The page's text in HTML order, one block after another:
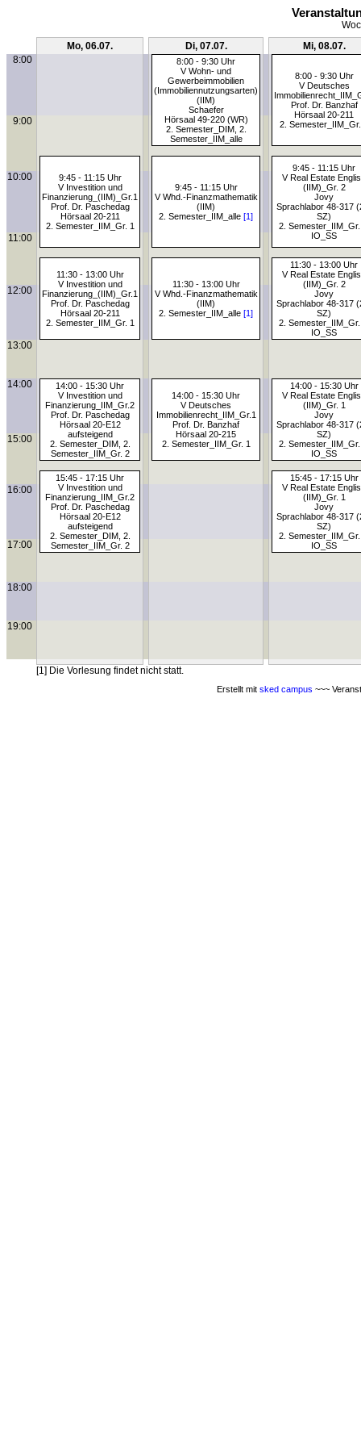
Mo, 06.07.
Di, 07.07.
Mi, 08.07.
8:00
8:00 - 9:30 Uhr
V Wohn- und
Gewerbeimmobilien
(Immobiliennutzungsarten)
(IIM)
Schaefer
Hörsaal 49-220 (WR)
2. Semester_DIM, 2.
Semester_IIM_alle
8:00 - 9:30 Uhr
V Deutsches
Prof. Dr. Banzhaf
Hörsaal 20-211
2.
9:00
9:45 - 11:15 Uhr
V Investition und
Finanzierung_(IIM)_Gr.1
Prof. Dr. Paschedag
Hörsaal 20-211
2. Semester_IIM_Gr. 1
9:45 - 11:15 Uhr
V Whd.-Finanzmathematik
(IIM)
2. Semester_IIM_alle [1]
9:45 - 11:15 Uhr
V Real Estate
(IIM)_Gr. 2
Jovy
Sprachlabor 48-317
SZ)
2.
IO_SS
10:00
11:00
11:30 - 13:00 Uhr
V Investition und
Finanzierung_(IIM)_Gr.1
Prof. Dr. Paschedag
Hörsaal 20-211
2. Semester_IIM_Gr. 1
11:30 - 13:00 Uhr
V Whd.-Finanzmathematik
(IIM)
2. Semester_IIM_alle [1]
11:30 - 13:00 Uhr
V Real Estate
(IIM)_Gr. 2
Jovy
Sprachlabor 48-317
SZ)
2.
IO_SS
12:00
13:00
14:00
14:00 - 15:30 Uhr
V Investition und
Finanzierung_IIM_Gr.2
Prof. Dr. Paschedag
Hörsaal 20-E12
aufsteigend
2. Semester_DIM, 2.
Semester_IIM_Gr. 2
14:00 - 15:30 Uhr
V Deutsches
Immobilienrecht_IIM_Gr.1
Prof. Dr. Banzhaf
Hörsaal 20-215
2. Semester_IIM_Gr. 1
14:00 - 15:30 Uhr
V Real Estate
(IIM)_Gr. 1
Jovy
Sprachlabor 48-317
SZ)
2.
IO_SS
15:00
15:45 - 17:15 Uhr
V Investition und
Finanzierung_IIM_Gr.2
Prof. Dr. Paschedag
Hörsaal 20-E12
aufsteigend
2. Semester_DIM, 2.
Semester_IIM_Gr. 2
15:45 - 17:15 Uhr
V Real Estate
(IIM)_Gr. 1
Jovy
Sprachlabor 48-317
SZ)
2.
IO_SS
16:00
17:00
18:00
19:00
[1] Die Vorlesung findet nicht statt.
Erstellt mit sked campus ~~~